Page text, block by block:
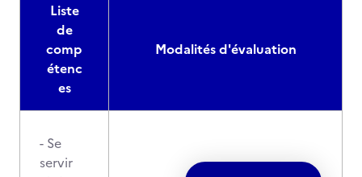
Liste
de
comp
étenc
es
Modalités d'évaluation
- Se
servir